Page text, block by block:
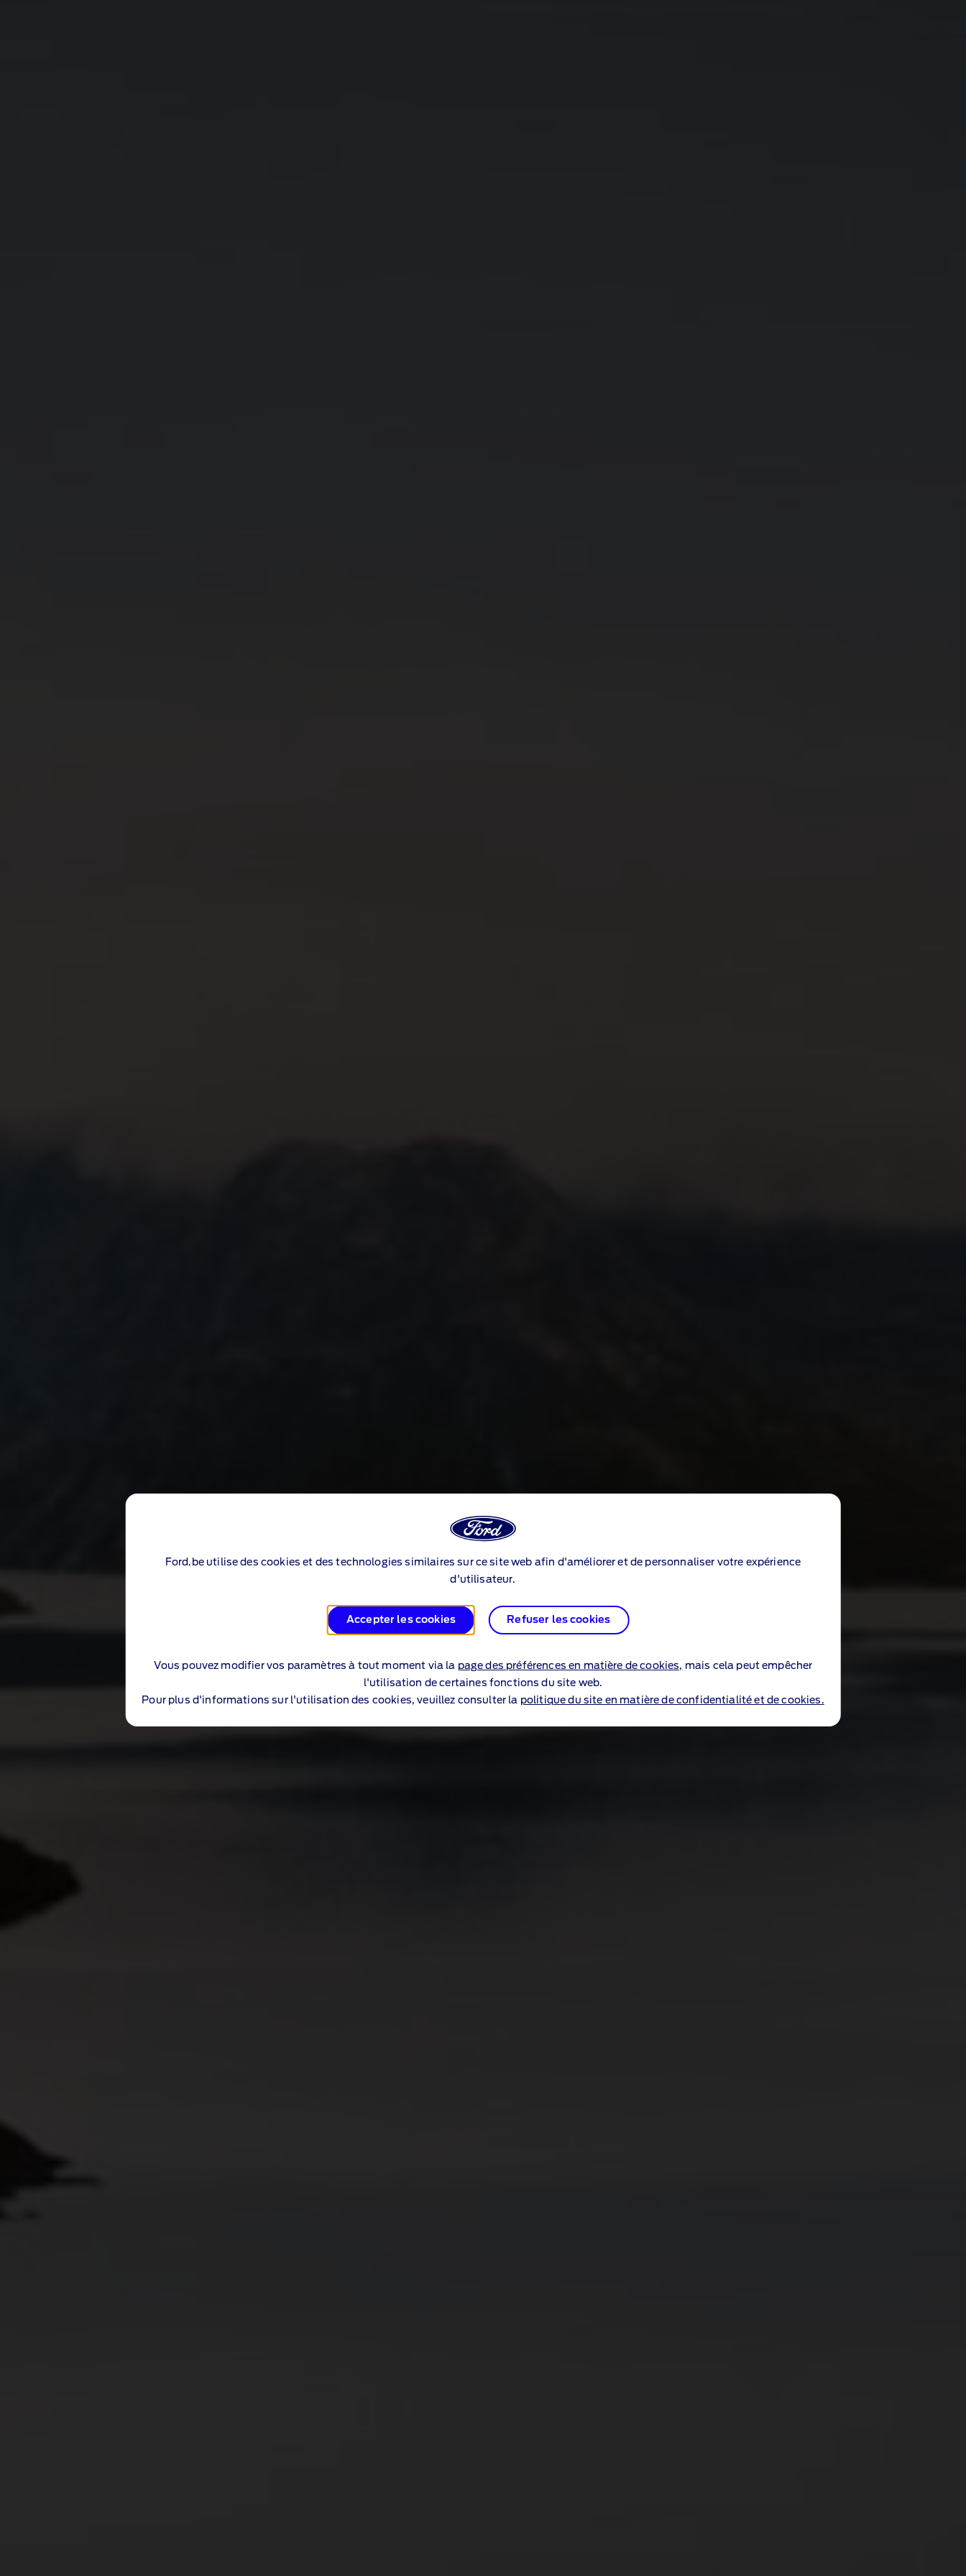
Ford.be utilise des cookies et des technologies similaires sur ce site web afin d'améliorer et de personnaliser votre expérience
d'utilisateur.
Accepter les cookies Refuser les cookies
Vous pouvez modifier vos paramètres à tout moment via la page des préférences en matière de cookies, mais cela peut empêcher
l'utilisation de certaines fonctions du site web.
Pour plus d'informations sur l'utilisation des cookies, veuillez consulter la politique du site en matière de confidentialité et de cookies.